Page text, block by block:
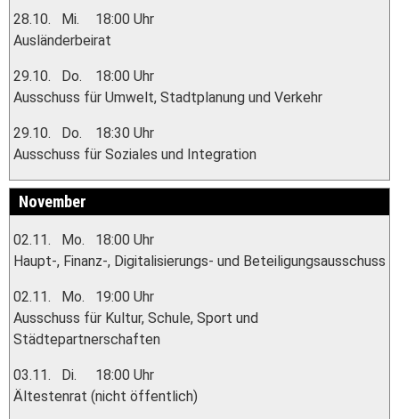
28.10. Mi.
18:00 Uhr
Ausländerbeirat
29.10. Do.
18:00 Uhr
Ausschuss für Umwelt, Stadtplanung und Verkehr
29.10. Do.
18:30 Uhr
Ausschuss für Soziales und Integration
November
02.11. Mo.
18:00 Uhr
Haupt-, Finanz-, Digitalisierungs- und Beteiligungsausschuss
02.11. Mo.
19:00 Uhr
Ausschuss für Kultur, Schule, Sport und
Städtepartnerschaften
03.11. Di.
18:00 Uhr
Ältestenrat (nicht öffentlich)